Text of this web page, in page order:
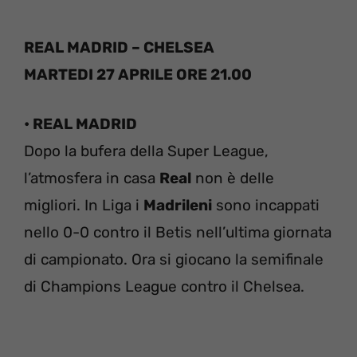
REAL MADRID – CHELSEA
MARTEDI 27 APRILE ORE 21.00
• REAL MADRID
Dopo la bufera della Super League,
l’atmosfera in casa Real non è delle
migliori. In Liga i Madrileni sono incappati
nello 0-0 contro il Betis nell’ultima giornata
di campionato. Ora si giocano la semifinale
di Champions League contro il Chelsea.